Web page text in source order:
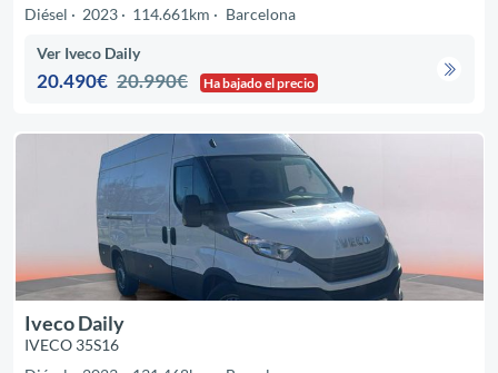
Diésel
2023 114.661km Barcelona
Ver Iveco Daily
20.490€ 20.990€ Ha bajado el precio
Iveco Daily
IVECO 35S16